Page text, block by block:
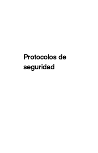
Protocolos de
seguridad